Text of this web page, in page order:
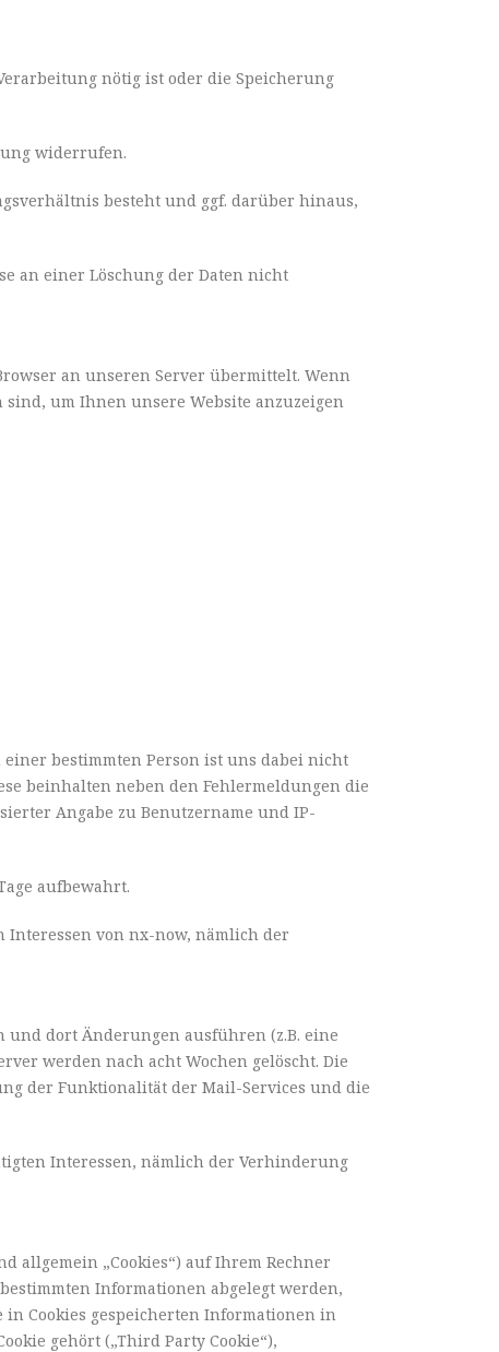
nötig ist oder die Speicherung
widerrufen.
besteht und ggf. darüber hinaus,
an einer Löschung der Daten nicht
an unseren Server übermittelt. Wenn
um Ihnen unsere Website anzuzeigen
bestimmten Person ist uns dabei nicht
beinhalten neben den Fehlermeldungen die
Angabe zu Benutzername und IP-
aufbewahrt.
Interessen von nx-now, nämlich der
und dort Änderungen ausführen (z.B. eine
werden nach acht Wochen gelöscht. Die
der Funktionalität der Mail-Services und die
Interessen, nämlich der Verhinderung
allgemein „Cookies“) auf Ihrem Rechner
Informationen abgelegt werden,
Cookies gespeicherten Informationen in
gehört („Third Party Cookie“),